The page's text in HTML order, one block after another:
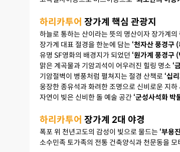
하리카투어 장가계 핵심 관광지
하늘로 통하는 산이라는 뜻의 명산이자 장가계의
장가계 대표 절경을 한눈에 담는 ‘천자산 풍경구
유명 SF영화의 배경지가 되었던 ‘원가계 풍경구
맑은 계곡물과 기암괴석이 어우러진 힐링 명소 ‘
기암절벽이 병풍처럼 펼쳐지는 절경 산책로 ‘십
웅장한 종유석과 화려한 조명으로 신비로운 지하
자연이 빚은 신비한 돌 예술 공간‘군성사석화 박
하리카투어 장가계 2대 야경
폭포 위 천년고도의 감성이 빛으로 물드는 ‘부용
소수민족 토가족의 전통 건축양식과 천문동을 모